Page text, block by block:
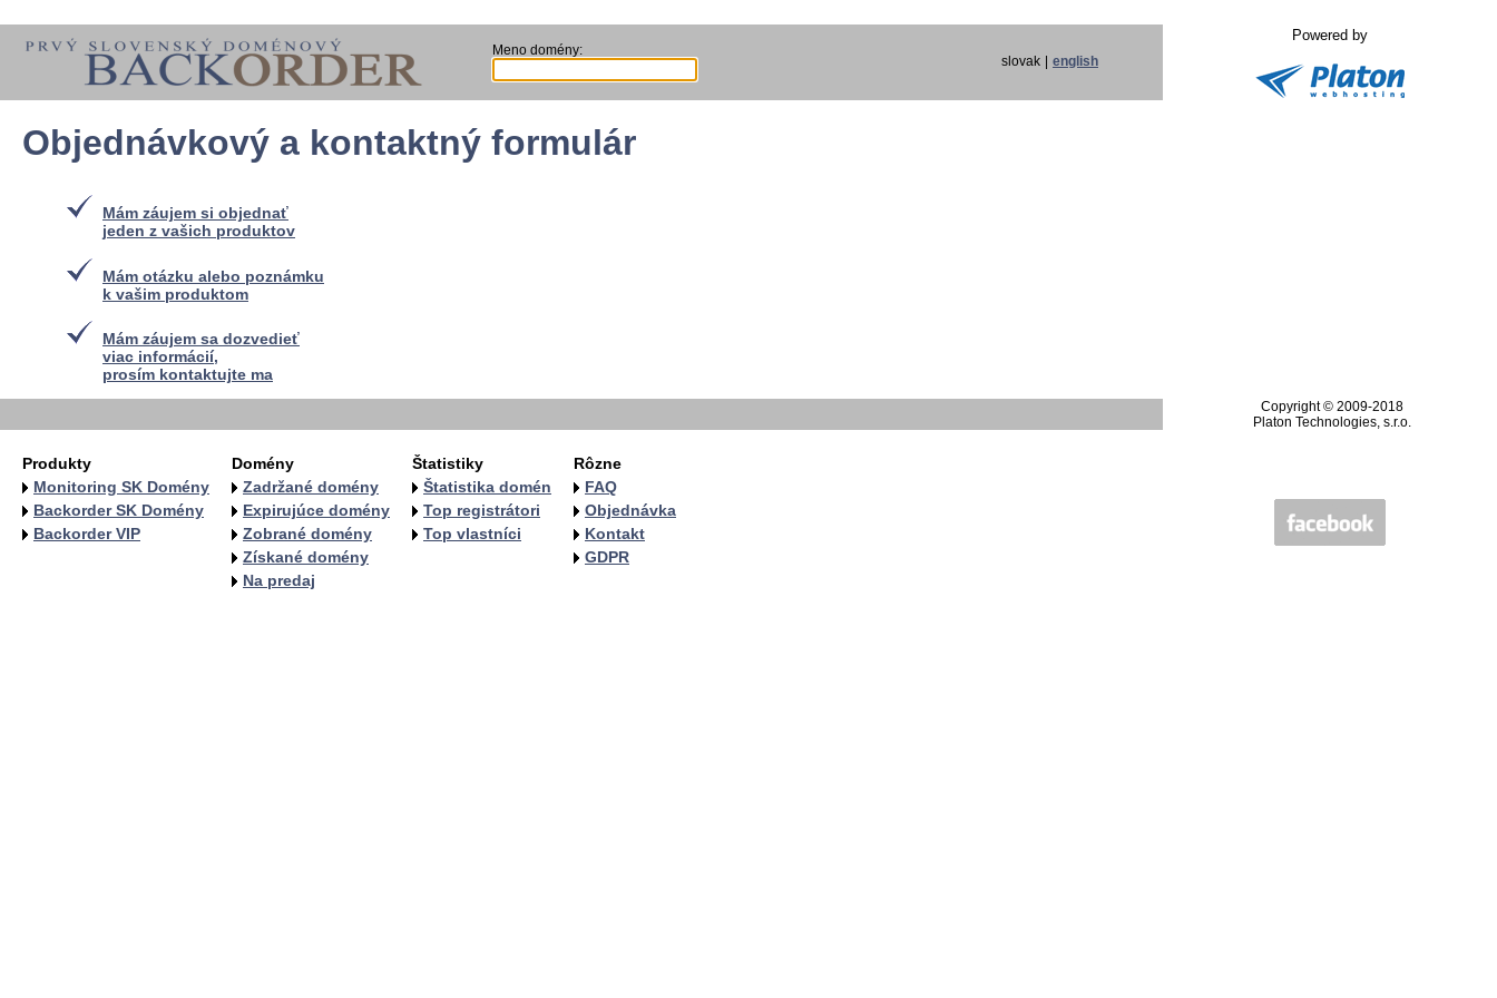
Meno domény:
slovak english
Powered by
Objednávkový a kontaktný formulár
Mám záujem si objednať
jeden z vašich produktov
Mám otázku alebo poznámku
k vašim produktom
Mám záujem sa dozvedieť
viac informácií,
prosím kontaktujte ma
Copyright © 2009-2018
Platon Technologies, s.r.o.
Produkty
Monitoring SK Domény
Backorder SK Domény
Backorder VIP
Domény
Zadržané domény
Expirujúce domény
Zobrané domény
Získané domény
Na predaj
Štatistiky
Štatistika domén
Top registrátori
Top vlastníci
Rôzne
FAQ
Objednávka
Kontakt
GDPR